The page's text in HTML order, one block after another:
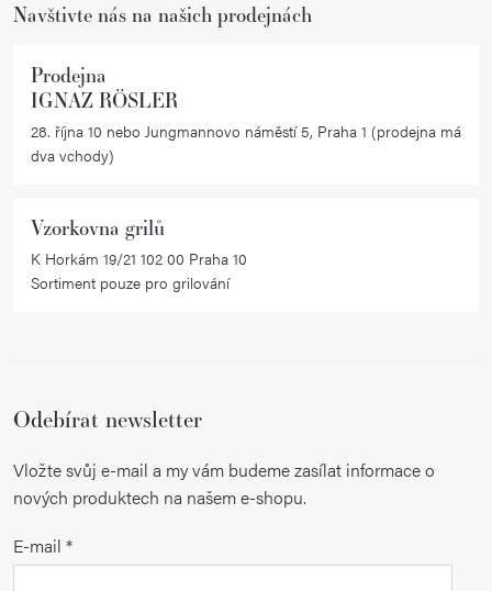
Navštivte nás na našich prodejnách
Prodejna
IGNAZ RÖSLER
28. října 10 nebo Jungmannovo náměstí 5, Praha 1 (prodejna má
dva vchody)
Vzorkovna grilů
K Horkám 19/21 102 00 Praha 10
Sortiment pouze pro grilování
Odebírat newsletter
Vložte svůj e-mail a my vám budeme zasílat informace o
nových produktech na našem e-shopu.
E-mail